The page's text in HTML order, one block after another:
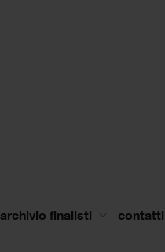
archivio finalisti contatti